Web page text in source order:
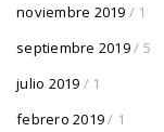
noviembre 2019 / 1
septiembre 2019/ 5
julio 2019 / 1
febrero 2019/ 1